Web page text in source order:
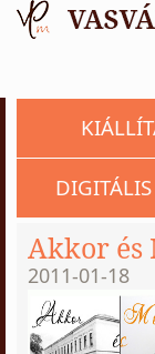
Akkor
2011-01-18